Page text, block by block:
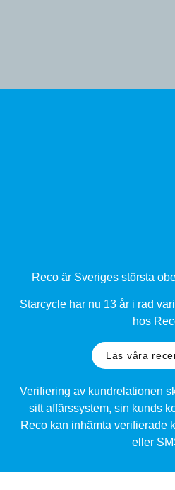
Reco är Sveriges största
Starcycle har nu 13 år i rad
hos
Läs våra
Verifiering av kundrelationen
sitt affärssystem, sin kunds
Reco kan inhämta verifierade
eller